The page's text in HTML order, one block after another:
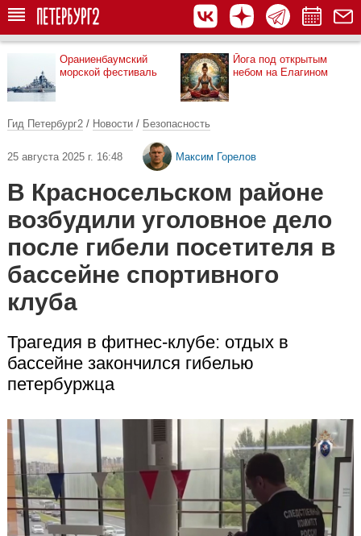
Ораниенбаумский
морской фестиваль
Йога под открытым
небом на Елагином
Гид Петербург2 / Новости / Безопасность
25 августа 2025 г. 16:48 Максим Горелов
В Красносельском районе
возбудили уголовное дело
после гибели посетителя в
бассейне спортивного
клуба
Трагедия в фитнес-клубе: отдых в
бассейне закончился гибелью
петербуржца